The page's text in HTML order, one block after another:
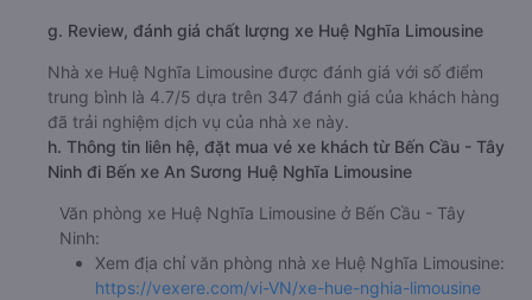
g. Review, đánh giá chất lượng xe Huệ Nghĩa Limousine
Nhà xe Huệ Nghĩa Limousine được đánh giá với số điểm
trung bình là 4.7/5 dựa trên 347 đánh giá của khách hàng
đã trải nghiệm dịch vụ của nhà xe này.
h. Thông tin liên hệ, đặt mua vé xe khách từ Bến Cầu - Tây
Ninh đi Bến xe An Sương Huệ Nghĩa Limousine
Văn phòng xe Huệ Nghĩa Limousine ở Bến Cầu - Tây
Ninh:
Xem địa chỉ văn phòng nhà xe Huệ Nghĩa Limousine:
https://vexere.com/vi-VN/xe-hue-nghia-limousine